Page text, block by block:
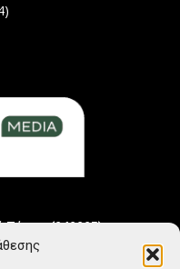
Τύπου (242225)